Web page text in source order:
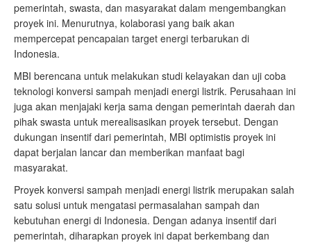
pemerintah, swasta, dan masyarakat dalam mengembangkan
proyek ini. Menurutnya, kolaborasi yang baik akan
mempercepat pencapaian target energi terbarukan di
Indonesia.
MBI berencana untuk melakukan studi kelayakan dan uji coba
teknologi konversi sampah menjadi energi listrik. Perusahaan ini
juga akan menjajaki kerja sama dengan pemerintah daerah dan
pihak swasta untuk merealisasikan proyek tersebut. Dengan
dukungan insentif dari pemerintah, MBI optimistis proyek ini
dapat berjalan lancar dan memberikan manfaat bagi
masyarakat.
Proyek konversi sampah menjadi energi listrik merupakan salah
satu solusi untuk mengatasi permasalahan sampah dan
kebutuhan energi di Indonesia. Dengan adanya insentif dari
pemerintah, diharapkan proyek ini dapat berkembang dan